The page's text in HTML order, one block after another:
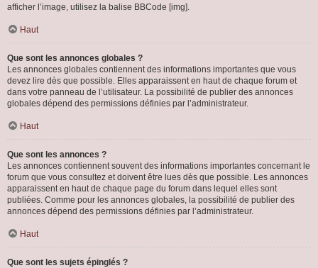
afficher l’image, utilisez la balise BBCode [img].
Haut
Que sont les annonces globales ?
Les annonces globales contiennent des informations importantes que vous
devez lire dès que possible. Elles apparaissent en haut de chaque forum et
dans votre panneau de l’utilisateur. La possibilité de publier des annonces
globales dépend des permissions définies par l’administrateur.
Haut
Que sont les annonces ?
Les annonces contiennent souvent des informations importantes concernant le
forum que vous consultez et doivent être lues dès que possible. Les annonces
apparaissent en haut de chaque page du forum dans lequel elles sont
publiées. Comme pour les annonces globales, la possibilité de publier des
annonces dépend des permissions définies par l’administrateur.
Haut
Que sont les sujets épinglés ?